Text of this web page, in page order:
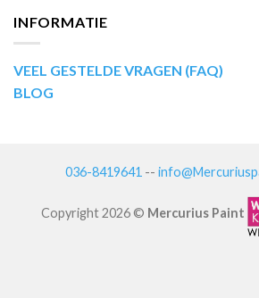
INFORMATIE
VEEL GESTELDE VRAGEN (FAQ)
BLOG
036-8419641 --
Copyright 2026 © Mercurius Paint